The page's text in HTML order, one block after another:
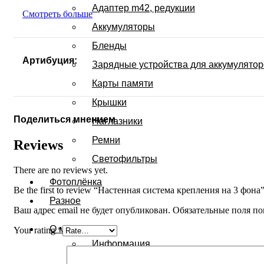
Адаптер m42, редукции
Аккумуляторы
Бленды
Зарядные устройства для
Карты памяти
Крышки
Наглазники
Ремни
Светофильтры
Фотоплёнка
Разное
О магазине
Информация
Смотреть больше
Артибуция:
Поделиться мнением
Reviews
There are no reviews yet.
Be the first to review “Настенная система крепления на 3 фона”
Ваш адрес email не будет опубликован. Обязательные поля
Your rating*